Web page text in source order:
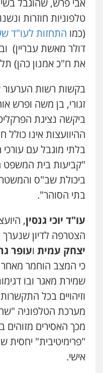
אבי פרש, שהוגבל
טלפוניות חוזרות
(כמו התחזות לעו"ד
דולר מאשת עבריין)
את ח"כ אמנון כהן)
בקשות רשות הערעור
זגורי, בן משה ופרש
ביקשה נציגת
ההיוועצות אינו
בלתי מוגבל עם
"קביעות בית המשפט
ביכולת שב"ס
בתי הסוהר".
עו"ד יוכי גנסין,
הצטרפה לדיון
יצחק עמית ועופר
כי המצב הוחמר
שמירת מאגר ובו
וזיהויים בכל
מערכת הטלפוניה
מכך האסירים
"פרימיטיבית" יחסית
אישי.